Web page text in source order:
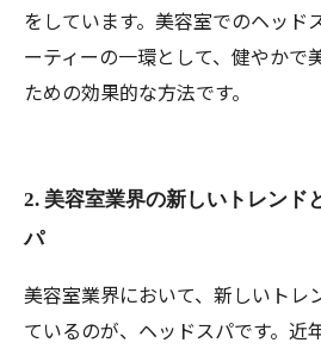
をしています。美容室でのヘッド
ーティーの一環として、健やかで
ための効果的な方法です。
2. 美容室業界の新しいトレンド
パ
美容室業界において、新しいトレ
ているのが、ヘッドスパです。近